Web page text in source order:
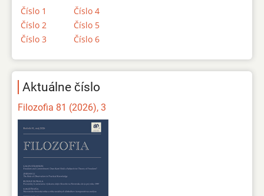
Číslo 1
Číslo 2
Číslo 3
Číslo 4
Číslo 5
Číslo 6
Aktuálne číslo
Filozofia 81 (2026), 3